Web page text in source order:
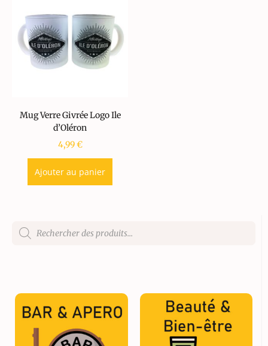
Mug Verre Givrée Logo Ile
d’Oléron
4,99€
Ajouter au panier